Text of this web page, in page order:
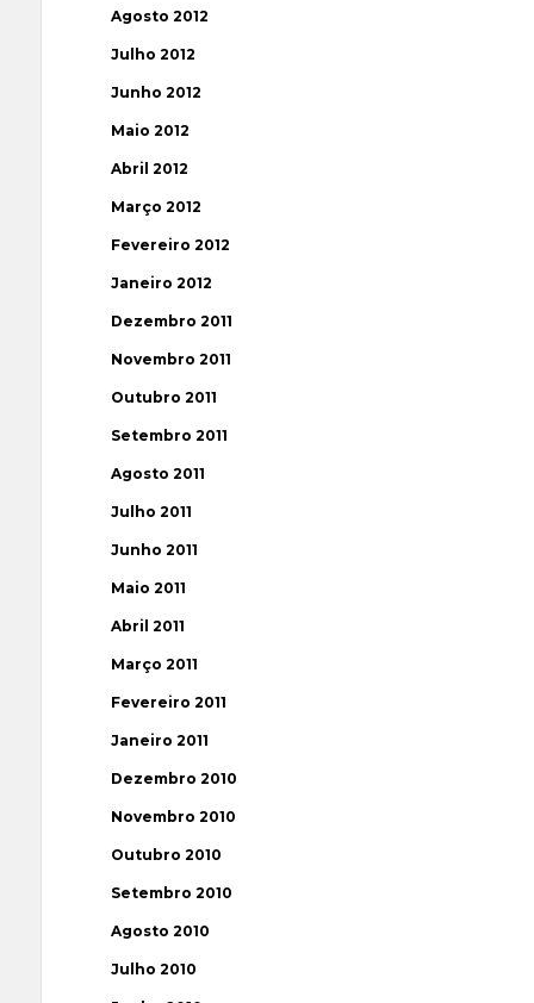
Agosto 2012
Julho 2012
Junho 2012
Maio 2012
Abril 2012
Março 2012
Fevereiro 2012
Janeiro 2012
Dezembro 2011
Novembro 2011
Outubro 2011
Setembro 2011
Agosto 2011
Julho 2011
Junho 2011
Maio 2011
Abril 2011
Março 2011
Fevereiro 2011
Janeiro 2011
Dezembro 2010
Novembro 2010
Outubro 2010
Setembro 2010
Agosto 2010
Julho 2010